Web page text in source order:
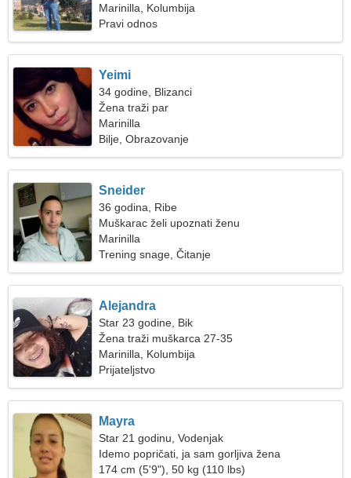
Marinilla, Kolumbija
Pravi odnos
Yeimi
34 godine, Blizanci
Žena traži par
Marinilla
Bilje, Obrazovanje
Sneider
36 godina, Ribe
Muškarac želi upoznati ženu
Marinilla
Trening snage, Čitanje
Alejandra
Star 23 godine, Bik
Žena traži muškarca 27-35
Marinilla, Kolumbija
Prijateljstvo
Mayra
Star 21 godinu, Vodenjak
Idemo popričati, ja sam gorljiva žena
174 cm (5'9"), 50 kg (110 lbs)